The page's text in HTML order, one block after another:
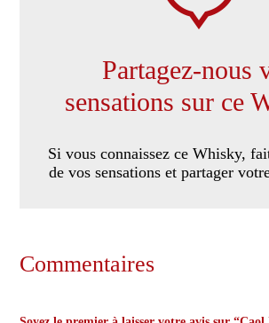
Partagez-nous
sensations sur ce
Si vous connaissez ce Whisky,
de vos sensations et partager
Commentaires